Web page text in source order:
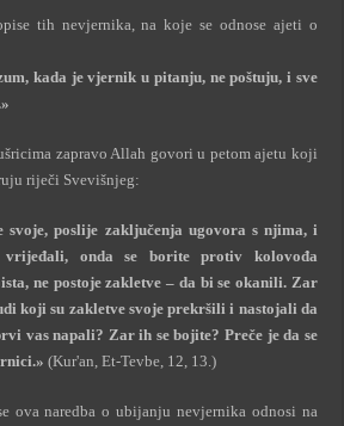
tih nevjernika, na koje se odnose ajeti o
kada je vjernik u pitanju, ne poštuju, i sve
zapravo Allah govori u petom ajetu koji
riječi Svevišnjeg:
svoje, poslije zaključenja ugovora s njima, i
onda se borite protiv kolovođa
ne postoje zakletve – da bi se okanili. Zar
koji su zakletve svoje prekršili i nastojali da
vas napali? Zar ih se bojite? Preče je da se
(Kur'an, Et-Tevbe, 12, 13.)
ova naredba o ubijanju nevjernika odnosi na